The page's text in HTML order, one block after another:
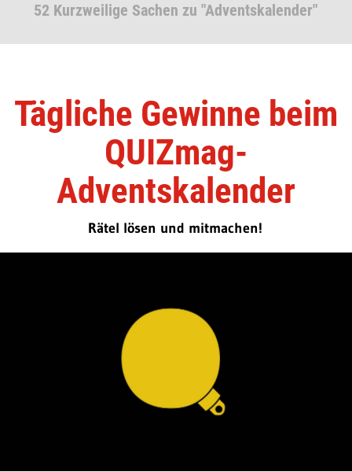
52 Kurzweilige Sachen zu "Adventskalender"
Tägliche Gewinne beim
QUIZmag-
Adventskalender
Rätel lösen und mitmachen!